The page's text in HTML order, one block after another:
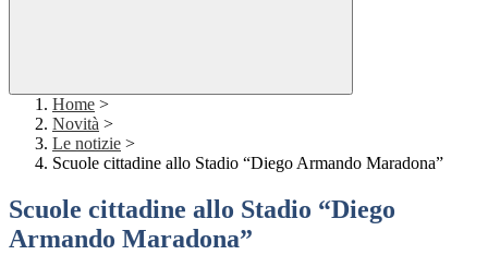
Home >
Novità >
Le notizie >
Scuole cittadine allo Stadio “Diego Armando Maradona”
Scuole cittadine allo Stadio “Diego
Armando Maradona”